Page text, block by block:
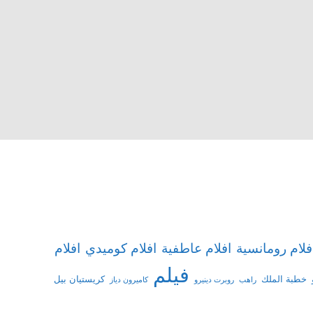
رومانسية افلام عاطفية افلام كوميدي افلام
خطبة الملك راهب روبرت دينيرو فيلم كاميرون دياز كريستيان بيل